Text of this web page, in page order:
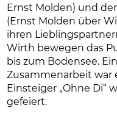
Ernst Molden) und
(Ernst Molden über
ihren
Wirth bewegen das
bis zum Bodensee.
Zusammenarbeit war
Einsteiger „Ohne Di“
gefeiert.